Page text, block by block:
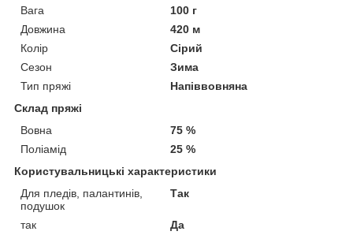
Вага
100 г
Довжина
420 м
Колір
Сірий
Сезон
Зима
Тип пряжі
Напіввовняна
Склад пряжі
Вовна
75 %
Поліамід
25 %
Користувальницькі характеристики
Для пледів, палантинів,
подушок
Так
так Да